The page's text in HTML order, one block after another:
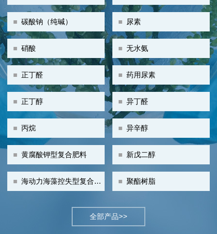
■ 尿素
■ 碳酸钠（纯碱）
■无水氨
■ 硝酸
■药用尿素
■ 正丁醛
■异丁醛
■ 正丁醇
■异辛醇
■ 丙烷
■ 新戊二醇
■ 黄腐酸钾型复合肥料
■聚酯树脂
■ 海动力海藻控失型复合肥
全部产品>>